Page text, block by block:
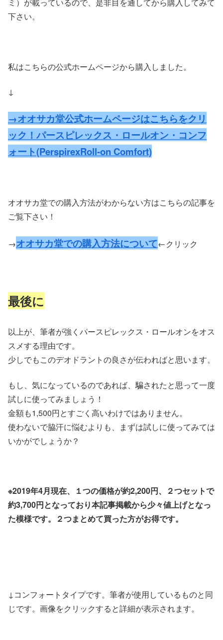
下さい。
私はこちらの公式ホームページから購入しました。
↓
→オオサカ堂公式ホームページはこちらをクリ
ック！パースピレックス・ロールオン・コンフ
ォート(PerspirexRoll-on Comfort)
オオサカ堂での購入方法がわからない方はこちらの記事を
ご覧下さい！
→オオサカ堂での購入方法について←クリック
最後に
以上が、筆者が強くパースピレックス・ロールオンをオス
スメする理由です。
少しでもこのデオドラントの良さが伝わればと思います。
もし、気になっているのであれば、騙されたと思って一度
試しに使ってみましょう！
金額も1,500円とすごく高いわけではありません。
使わないで脇汗に悩むよりも、まずは試しに使ってみては
いかがでしょうか？
※2019年4月現在、１つの価格が約2,200円、２つセットで
約3,700円となっており本記事掲載から少々値上げとなっ
た模様です。２つまとめて買った方がお得です。
↓コンフォートタイプです。筆者が使用しているものと同
じです。画像をクリックすると詳細が表示されます。